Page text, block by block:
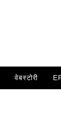
वेबस्टोरी